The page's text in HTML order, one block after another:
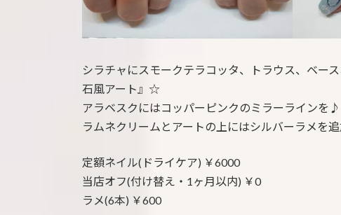
シラチャにスモークテラコッタ、トラウス、ベー
石風アート』☆
アラベスクにはコッパーピンクのミラーラインを♪
ラムネクリームとアートの上にはシルバーラメを追
定額ネイル(ドライケア) ￥6000
当店オフ(付け替え・1ヶ月以内) ￥0
ラメ(6本) ￥600